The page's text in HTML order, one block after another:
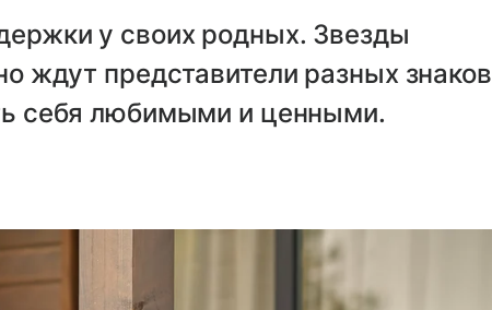
у своих родных. Звезды
ждут представители разных знаков
себя любимыми и ценными.